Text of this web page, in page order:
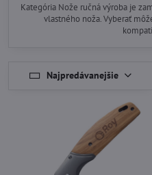
Kategória Nože ručná výroba je
vlastného noža. Vyberať
Najpredávanejšie